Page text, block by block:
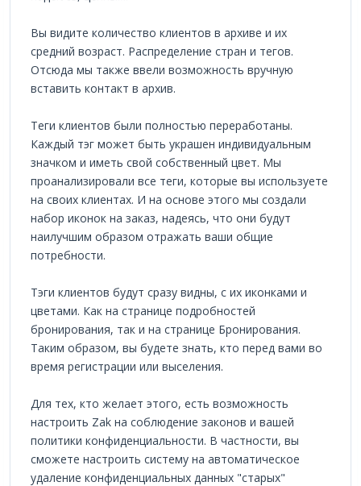
Вы видите количество клиентов в архиве и их
средний возраст. Распределение стран и тегов.
Отсюда мы также ввели возможность вручную
вставить контакт в архив.
Теги клиентов были полностью переработаны.
Каждый тэг может быть украшен индивидуальным
значком и иметь свой собственный цвет. Мы
проанализировали все теги, которые вы используете
на своих клиентах. И на основе этого мы создали
набор иконок на заказ, надеясь, что они будут
наилучшим образом отражать ваши общие
потребности.
Тэги клиентов будут сразу видны, с их иконками и
цветами. Как на странице подробностей
бронирования, так и на странице Бронирования.
Таким образом, вы будете знать, кто перед вами во
время регистрации или выселения.
Для тех, кто желает этого, есть возможность
настроить Zak на соблюдение законов и вашей
политики конфиденциальности. В частности, вы
сможете настроить систему на автоматическое
удаление конфиденциальных данных "старых"